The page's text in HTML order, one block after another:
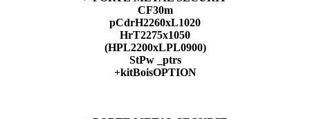
CF30m
pCdrH2260xL1020
HrT2275x1050
(HPL2200xLPL0900)
StPw _ptrs
+kitBoisOPTION